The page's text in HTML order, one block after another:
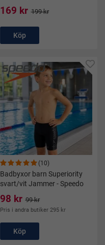
169 kr 199 kr
Köp
(10)
Badbyxor barn Superiority
svart/vit Jammer - Speedo
98 kr 99 kr
Pris i andra butiker 295 kr
Köp